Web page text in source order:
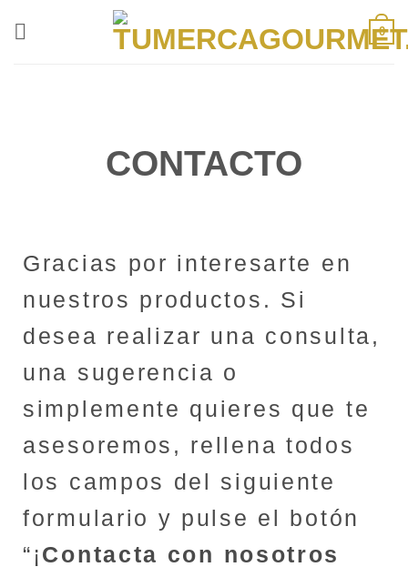
0
CONTACTO
Gracias por interesarte en
nuestros productos. Si
desea realizar una consulta,
una sugerencia o
simplemente quieres que te
asesoremos, rellena todos
los campos del siguiente
formulario y pulse el botón
“¡Contacta con nosotros